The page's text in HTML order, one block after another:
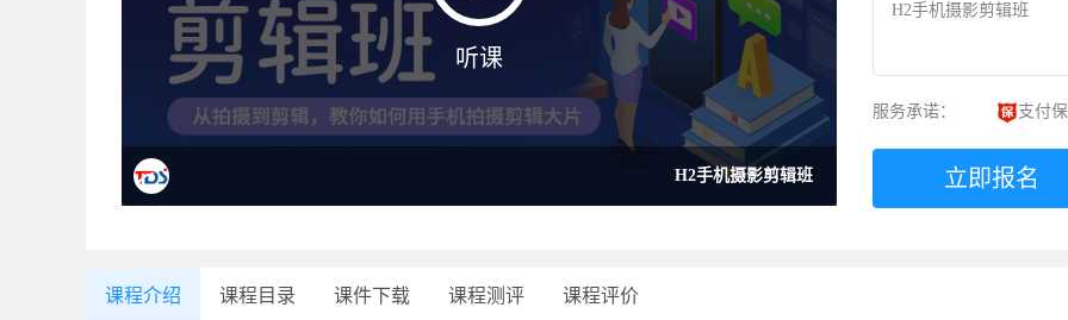
听课
H2手机摄影剪辑班
H2手机摄影剪辑班
服务承诺： 支付
立即报名
课程介绍 课程目录 课件下载 课程测评 课程评价